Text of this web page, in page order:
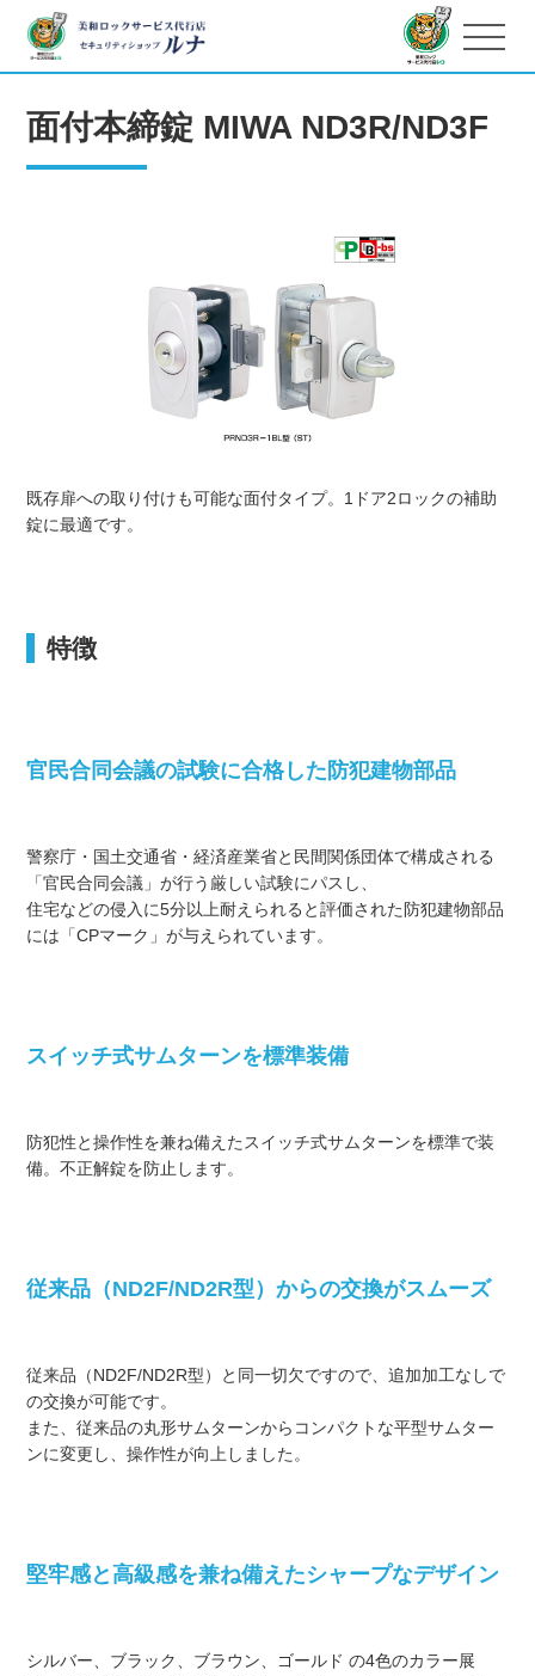
面付本締錠 MIWA ND3R/ND3F
既存扉への取り付けも可能な面付タイプ。1ドア2ロックの補助
錠に最適です。
特徴
官民合同会議の試験に合格した防犯建物部品
警察庁・国土交通省・経済産業省と民間関係団体で構成される
「官民合同会議」が行う厳しい試験にパスし、
住宅などの侵入に5分以上耐えられると評価された防犯建物部品
には「CPマーク」が与えられています。
スイッチ式サムターンを標準装備
防犯性と操作性を兼ね備えたスイッチ式サムターンを標準で装
備。不正解錠を防止します。
従来品（ND2F/ND2R型）からの交換がスムーズ
従来品（ND2F/ND2R型）と同一切欠ですので、追加加工なしで
の交換が可能です。
また、従来品の丸形サムターンからコンパクトな平型サムター
ンに変更し、操作性が向上しました。
堅牢感と高級感を兼ね備えたシャープなデザイン
シルバー、ブラック、ブラウン、ゴールド の4色のカラー展